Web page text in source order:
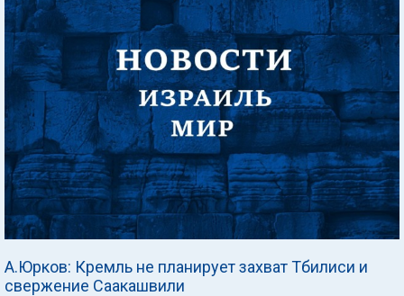
А.Юрков: Кремль не планирует захват Тбилиси и
свержение Саакашвили